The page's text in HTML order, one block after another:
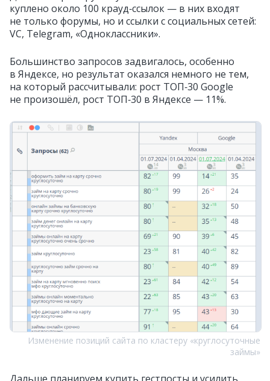
куплено около 100 крауд‑ссылок — в них входят
не только форумы, но и ссылки с социальных сетей:
VC, Telegram, «Одноклассники».
Большинство запросов задвигалось, особенно
в Яндексе, но результат оказался немного не тем,
на который рассчитывали: рост ТОП‑30 Google
не произошёл, рост ТОП‑30 в Яндексе — 11%.
Изменение позиций сайта по кластеру «круглосуточные
займы»